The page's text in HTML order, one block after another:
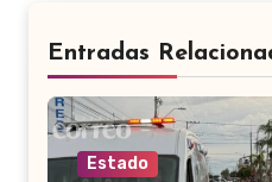
Entradas
Estado